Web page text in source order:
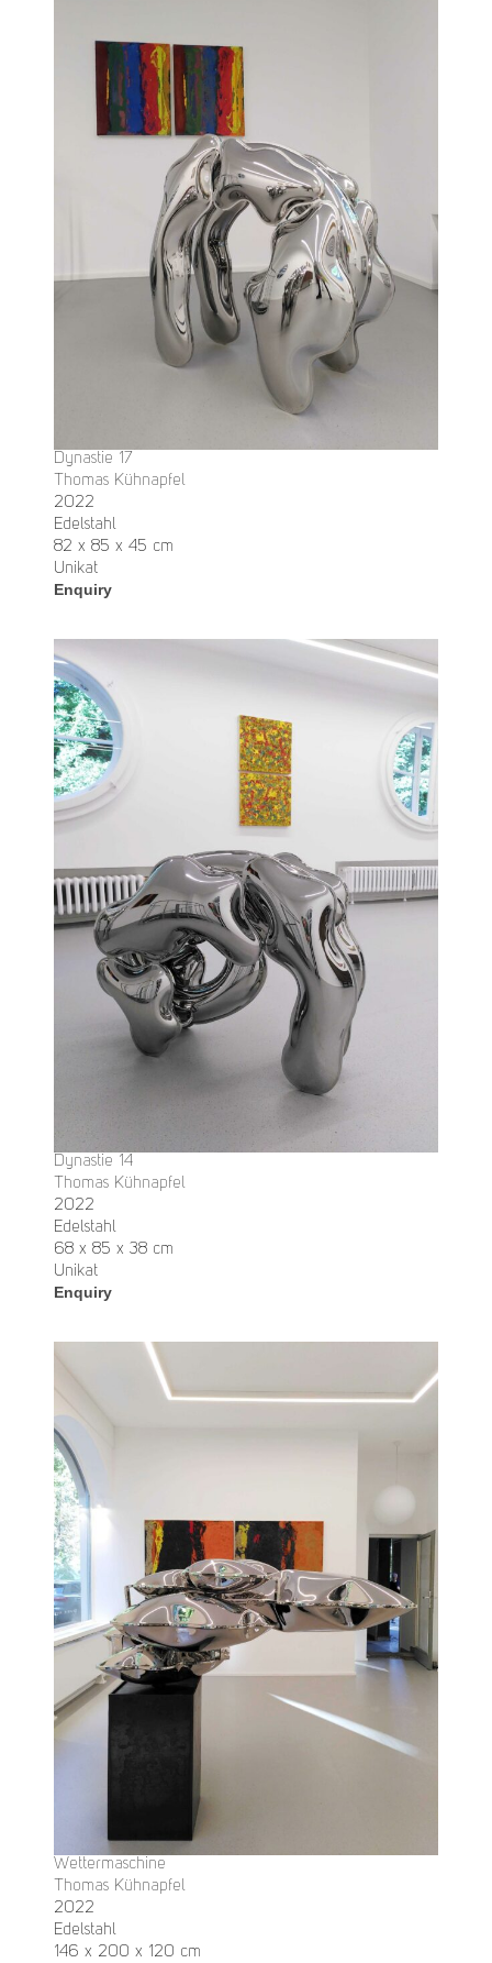
Dynastie 17
Thomas Kühnapfel
2022
Edelstahl
82 x 85 x 45 cm
Unikat
Enquiry
Dynastie 14
Thomas Kühnapfel
2022
Edelstahl
68 x 85 x 38 cm
Unikat
Enquiry
Wettermaschine
Thomas Kühnapfel
2022
Edelstahl
146 x 200 x 120 cm